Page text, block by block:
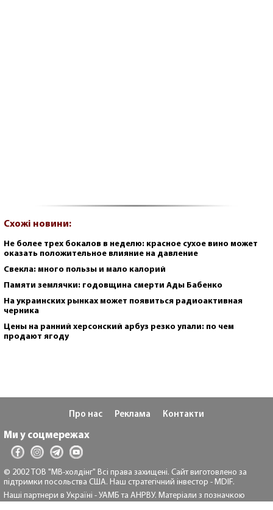
Схожі новини:
Не более трех бокалов в неделю: красное сухое вино может
оказать положительное влияние на давление
Свекла: много пользы и мало калорий
Памяти землячки: годовщина смерти Ады Бабенко
На украинских рынках может появиться радиоактивная
черника
Цены на ранний херсонский арбуз резко упали: по чем
продают ягоду
Про нас Реклама Контакти
Ми у соцмережах
© 2002 ТОВ "МВ-холдінг" Всі права захищені. Сайт виготовлено за
підтримки посольства США. Наш стратегічний інвестор - MDIF.
Наші партнери в Україні - УАМБ та АНРВУ. Матеріали з позначкою